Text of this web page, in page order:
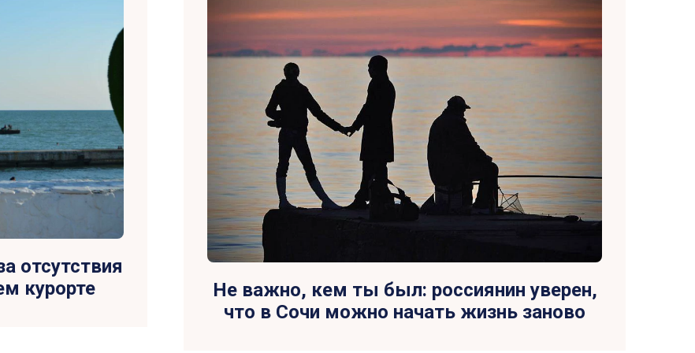
отсутствия
курорте
Не важно, кем ты был: россиянин уверен,
что в Сочи можно начать жизнь заново